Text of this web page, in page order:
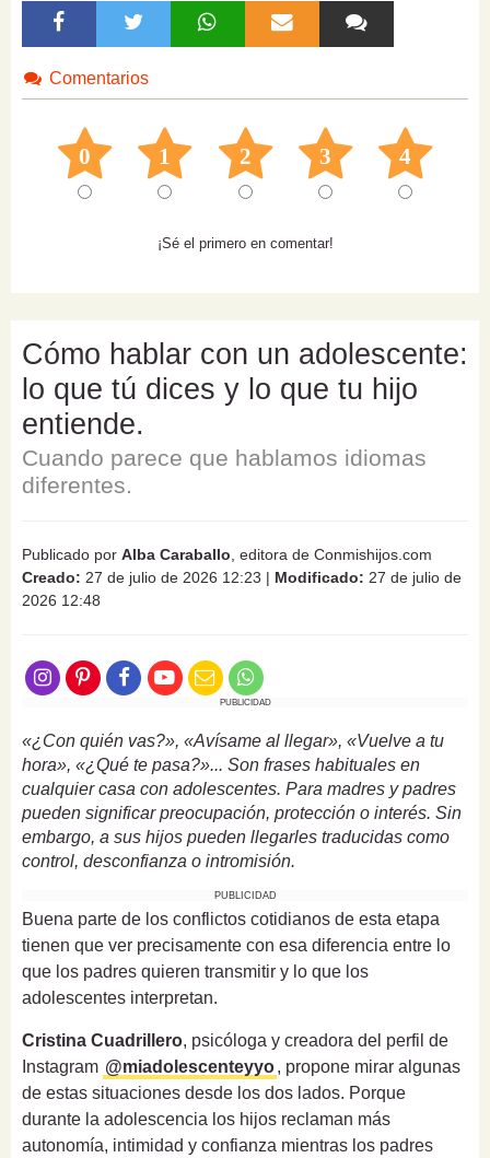
Comentarios
0 1 2 3 4
¡Sé el primero en comentar!
Cómo hablar con un adolescente:
lo que tú dices y lo que tu hijo
entiende.
Cuando parece que hablamos idiomas
diferentes.
Publicado por Alba Caraballo , editora de Conmishijos.com
Creado: 27 de julio de 2026 12:23 | Modificado: 27 de julio de
2026 12:48
PUBLICIDAD
«¿Con quién vas?», «Avísame al llegar», «Vuelve a tu
hora», «¿Qué te pasa?»... Son frases habituales en
cualquier casa con adolescentes. Para madres y padres
pueden significar preocupación, protección o interés. Sin
embargo, a sus hijos pueden llegarles traducidas como
control, desconfianza o intromisión.
PUBLICIDAD
Buena parte de los conflictos cotidianos de esta etapa
tienen que ver precisamente con esa diferencia entre lo
que los padres quieren transmitir y lo que los
adolescentes interpretan.
Cristina Cuadrillero, psicóloga y creadora del perfil de
Instagram @miadolescenteyyo, propone mirar algunas
de estas situaciones desde los dos lados. Porque
durante la adolescencia los hijos reclaman más
autonomía, intimidad y confianza mientras los padres